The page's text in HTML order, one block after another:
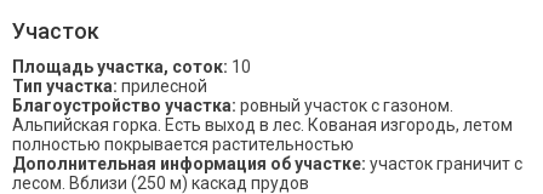
Участок
Площадь участка, соток: 10
Тип участка: прилесной
Благоустройство участка: ровный участок с газоном.
Альпийская горка. Есть выход в лес. Кованая изгородь, летом
полностью покрывается растительностью
Дополнительная информация об участке: участок граничит с
лесом. Вблизи (250 м) каскад прудов